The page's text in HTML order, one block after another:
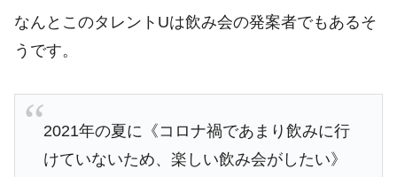
なんとこのタレントUは飲み会の発案者でもあるそ
うです。
2021年の夏に《コロナ禍であまり飲みに行
けていないため、楽しい飲み会がしたい》